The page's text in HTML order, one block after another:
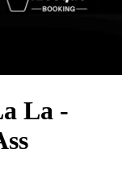
La -